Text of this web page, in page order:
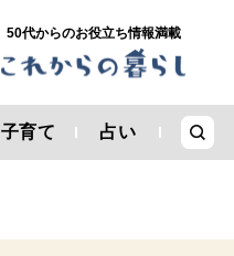
50代からのお役立ち情報満載
子育て 占い